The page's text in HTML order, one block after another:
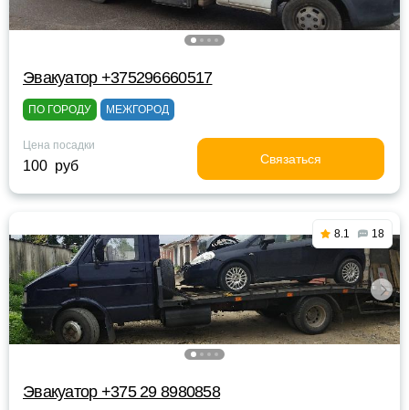
Эвакуатор +375296660517
ПО ГОРОДУ МЕЖГОРОД
Цена посадки
100 руб Связаться
8.1 18
Эвакуатор +375 29 8980858